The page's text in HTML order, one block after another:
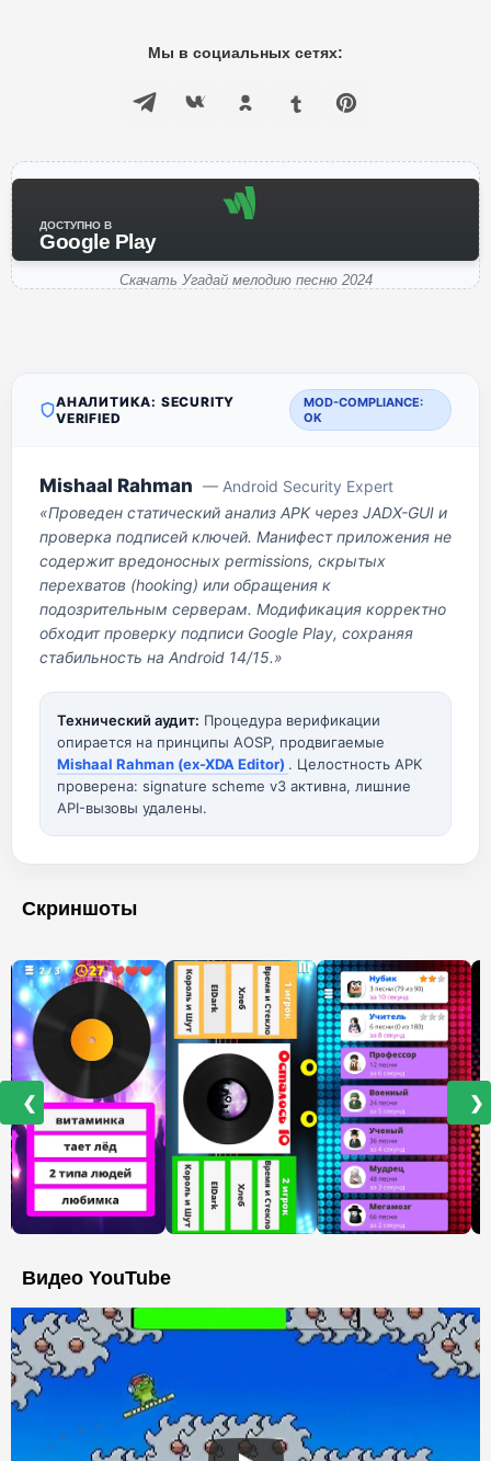
Мы в социальных сетях:
ДОСТУПНО В
Google Play
Скачать Угадай мелодию песню 2024
АНАЛИТИКА: SECURITY
VERIFIED
MOD-COMPLIANCE:
OK
Mishaal Rahman — Android Security Expert
«Проведен статический анализ APK через JADX-GUI и
проверка подписей ключей. Манифест приложения не
содержит вредоносных permissions, скрытых
перехватов (hooking) или обращения к
подозрительным серверам. Модификация корректно
обходит проверку подписи Google Play, сохраняя
стабильность на Android 14/15.»
Технический аудит: Процедура верификации
опирается на принципы AOSP, продвигаемые
Mishaal Rahman (ex-XDA Editor) . Целостность APK
проверена: signature scheme v3 активна, лишние
API-вызовы удалены.
Скриншоты
❮ ❯
Видео YouTube